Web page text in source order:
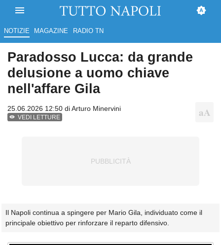
NOTIZIE MAGAZINE RADIO TN
Paradosso Lucca: da grande
delusione a uomo chiave
nell'affare Gila
25.06.2026 12:50 diArturo Minervini
VEDI LETTURE
Il Napoli continua a spingere per Mario Gila, individuato come il
principale obiettivo per rinforzare il reparto difensivo.